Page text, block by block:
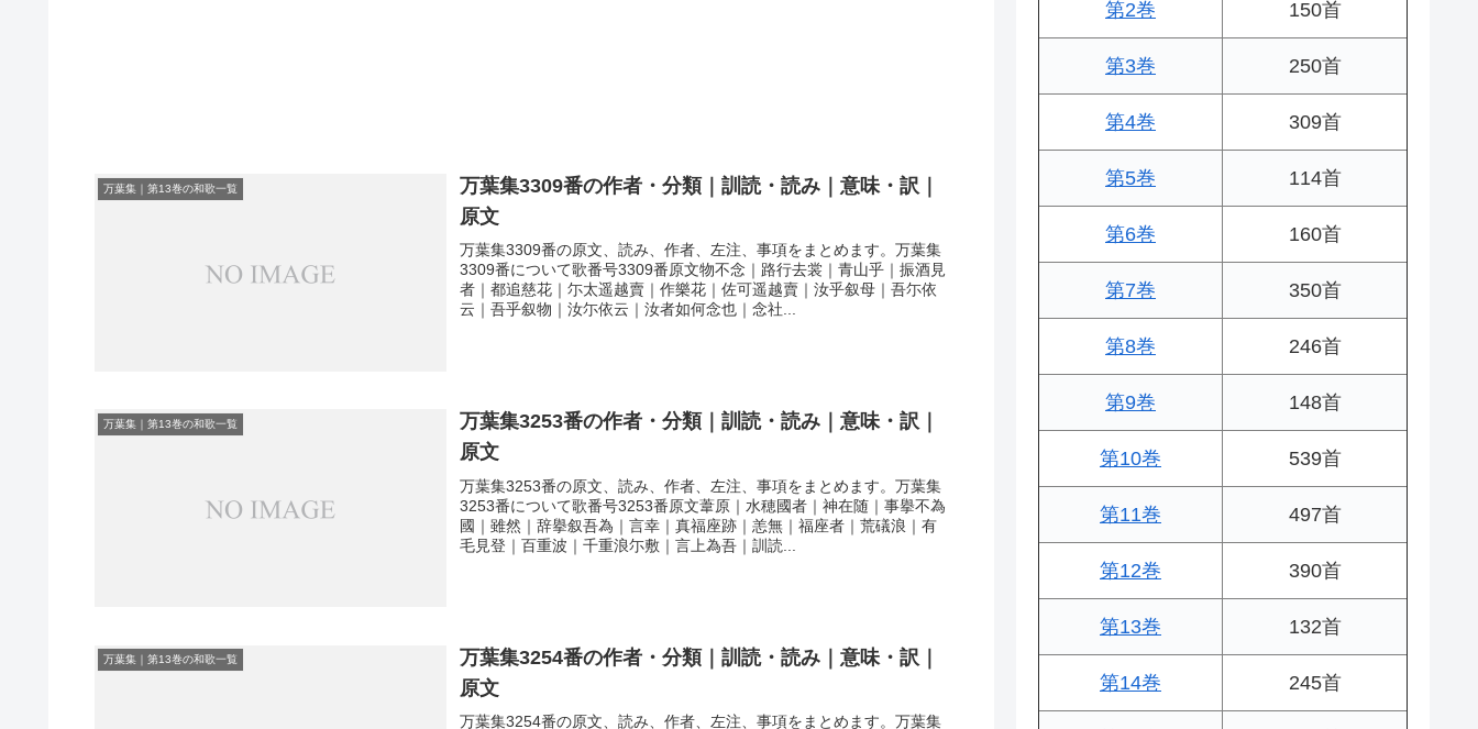
万葉集｜第13巻の和歌一覧
万葉集3309番の作者・分類｜訓読・読み｜意味・訳｜
原文
万葉集3309番の原文、読み、作者、左注、事項をまとめます。万葉集
3309番について歌番号3309番原文物不念｜路行去裳｜青山乎｜振酒見
者｜都追慈花｜尓太遥越賣｜作樂花｜佐可遥越賣｜汝乎叙母｜吾尓依
云｜吾乎叙物｜汝尓依云｜汝者如何念也｜念社...
万葉集｜第13巻の和歌一覧
万葉集3253番の作者・分類｜訓読・読み｜意味・訳｜
原文
万葉集3253番の原文、読み、作者、左注、事項をまとめます。万葉集
3253番について歌番号3253番原文葦原｜水穂國者｜神在随｜事擧不為
國｜雖然｜辞擧叙吾為｜言幸｜真福座跡｜恙無｜福座者｜荒礒浪｜有
毛見登｜百重波｜千重浪尓敷｜言上為吾｜訓読...
万葉集｜第13巻の和歌一覧
万葉集3254番の作者・分類｜訓読・読み｜意味・訳｜
原文
万葉集3254番の原文、読み、作者、左注、事項をまとめます。万葉集
第2巻 150首
第3巻 250首
第4巻 309首
第5巻 114首
第6巻 160首
第7巻 350首
第8巻 246首
第9巻 148首
第10巻 539首
第11巻 497首
第12巻 390首
第13巻 132首
第14巻 245首